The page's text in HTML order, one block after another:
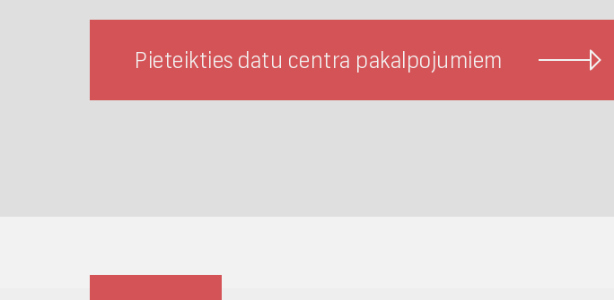
Pieteikties datu centra pakalpojumiem